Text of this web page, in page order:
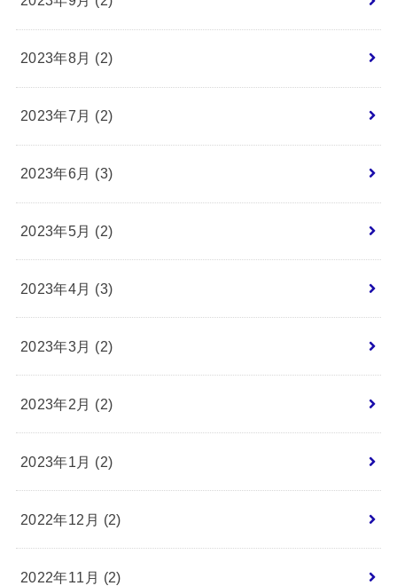
2023年8月 (2)
2023年7月 (2)
2023年6月 (3)
2023年5月 (2)
2023年4月 (3)
2023年3月 (2)
2023年2月 (2)
2023年1月 (2)
2022年12月 (2)
2022年11月 (2)